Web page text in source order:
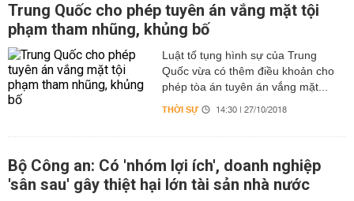
Trung Quốc cho phép tuyên án vắng mặt tội
phạm tham nhũng, khủng bố
Luật tố tụng hình sự của Trung
Quốc vừa có thêm điều khoản cho
phép tòa án tuyên án vắng mặt...
THỜI SỰ 14:30 | 27/10/2018
Bộ Công an: Có 'nhóm lợi ích', doanh nghiệp
'sân sau' gây thiệt hại lớn tài sản nhà nước